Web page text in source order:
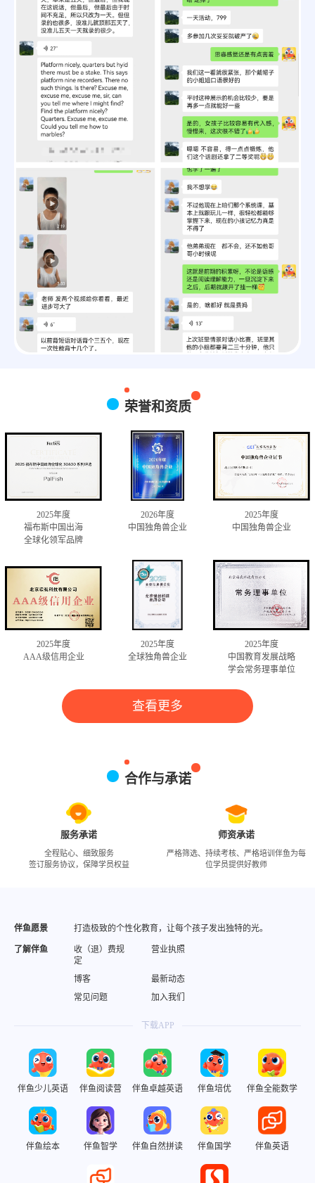
荣誉和资质
2025年度
福布斯中国出海
全球化领军品牌
2026年度
中国独角兽企业
2025年度
中国独角兽企业
2025年度
AAA级信用企业
2025年度
全球独角兽企业
2025年度
中国教育发展战略
学会常务理事单位
查看更多
合作与承诺
服务承诺
全程贴心、细致服务
签订服务协议，保障学员权益
师资承诺
严格筛选、持续考核、严格培训伴鱼为每
位学员提供好教师
伴鱼愿景 打造极致的个性化教育，让每个孩子发出独特的光。
了解伴鱼
收（退）费规
定
营业执照
博客
最新动态
常见问题
加入我们
下载APP
伴鱼少儿英语 伴鱼阅读营 伴鱼卓越英语 伴鱼培优 伴鱼全能数学
伴鱼绘本 伴鱼智学 伴鱼自然拼读 伴鱼国学 伴鱼英语